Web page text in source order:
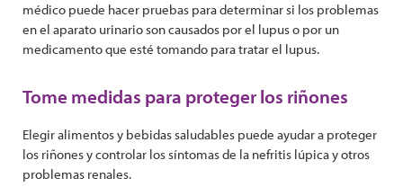
médico puede hacer pruebas para determinar si los problemas
en el aparato urinario son causados por el lupus o por un
medicamento que esté tomando para tratar el lupus.
Tome medidas para proteger los riñones
Elegir alimentos y bebidas saludables puede ayudar a proteger
los riñones y controlar los síntomas de la nefritis lúpica y otros
problemas renales.